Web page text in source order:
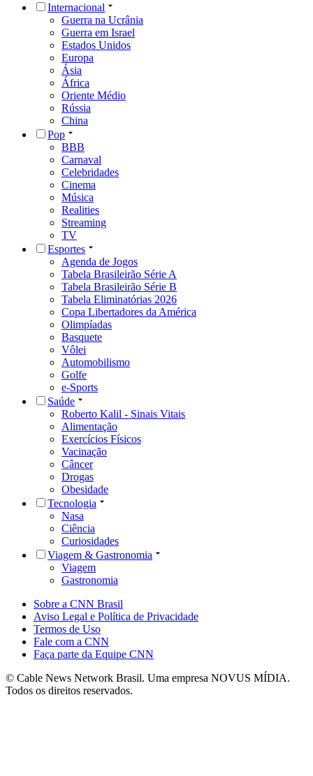
Internacional
Guerra na Ucrânia
Guerra em Israel
Estados Unidos
Europa
Ásia
África
Oriente Médio
Rússia
China
Pop
BBB
Carnaval
Celebridades
Cinema
Música
Realities
Streaming
TV
Esportes
Agenda de Jogos
Tabela Brasileirão Série A
Tabela Brasileirão Série B
Tabela Eliminatórias 2026
Copa Libertadores da América
Olimpíadas
Basquete
Vôlei
Automobilismo
Golfe
e-Sports
Saúde
Roberto Kalil - Sinais Vitais
Alimentação
Exercícios Físicos
Vacinação
Câncer
Drogas
Obesidade
Tecnologia
Nasa
Ciência
Curiosidades
Viagem & Gastronomia
Viagem
Gastronomia
Sobre a CNN Brasil
Aviso Legal e Política de Privacidade
Termos de Uso
Fale com a CNN
Faça parte da Equipe CNN
© Cable News Network Brasil. Uma empresa NOVUS MÍDIA.
Todos os direitos reservados.